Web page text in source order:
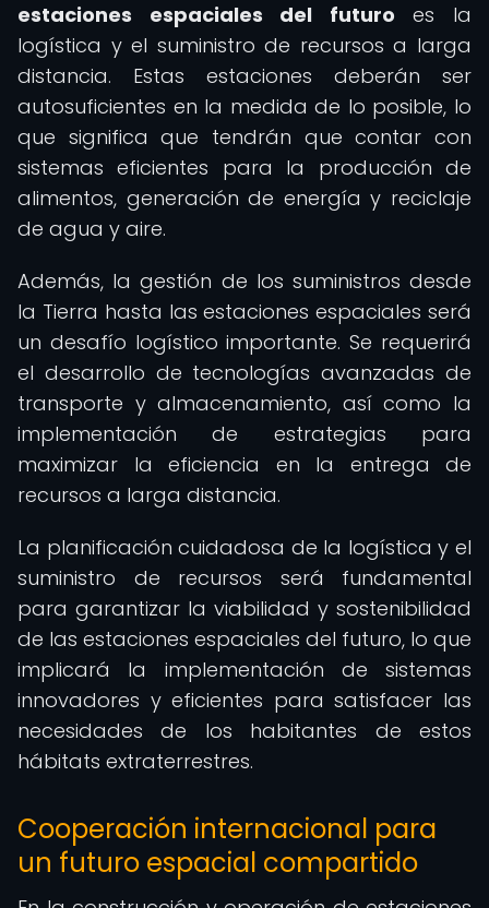
estaciones espaciales del futuro es la
logística y el suministro de recursos a larga
distancia. Estas estaciones deberán ser
autosuficientes en la medida de lo posible, lo
que significa que tendrán que contar con
sistemas eficientes para la producción de
alimentos, generación de energía y reciclaje
de agua y aire.
Además, la gestión de los suministros desde
la Tierra hasta las estaciones espaciales será
un desafío logístico importante. Se requerirá
el desarrollo de tecnologías avanzadas de
transporte y almacenamiento, así como la
implementación de estrategias para
maximizar la eficiencia en la entrega de
recursos a larga distancia.
La planificación cuidadosa de la logística y el
suministro de recursos será fundamental
para garantizar la viabilidad y sostenibilidad
de las estaciones espaciales del futuro, lo que
implicará la implementación de sistemas
innovadores y eficientes para satisfacer las
necesidades de los habitantes de estos
hábitats extraterrestres.
Cooperación internacional para
un futuro espacial compartido